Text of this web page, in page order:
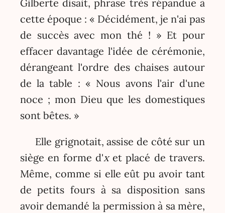
Gilberte disait, phrase très répandue à
cette époque : « Décidément, je n'ai pas
de succès avec mon thé ! » Et pour
effacer davantage l'idée de cérémonie,
dérangeant l'ordre des chaises autour
de la table : « Nous avons l'air d'une
noce ; mon Dieu que les domestiques
sont bêtes. »
Elle grignotait, assise de côté sur un
siège en forme d'xet placé de travers.
Même, comme si elle eût pu avoir tant
de petits fours à sa disposition sans
avoir demandé la permission à sa mère,